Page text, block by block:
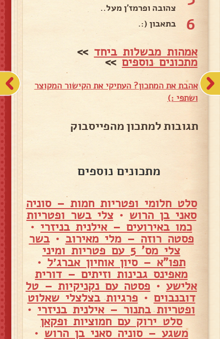
צהובה ופרמז'ן מעל..
6 בתאבון (:.
אמהות מבשלות ביחד >>
מתכונים נוספים>>
אהבת את המתכון? העתיקי את הקישור המקוצר
ושתפי :)
תגובות למתכון מהפייסבוק
מתכונים נוספים
סלט חלומי ופטריות חמות – סוניה
סאני בן הרוש •צלי בשר ופטריות
כמו באירועים – אילנית בניזרי •
פסטה רוזה – מלי מאירוב •בשר
צלי מס' 5 עם פטריות ומיני
תפו"א – סיון אוחיון אברג׳ל •
מאפינס גבינות וזיתים – דורית
אלישע• פסטה עם נקניקיות – טל
דובנבוים • פרגיות בצלצלי שאלוט
ופטריות בתנור – אילנית בניזרי •
סלט ירוק עם חמוציות ופקאן
משגע – סוניה סאני בן הרוש •